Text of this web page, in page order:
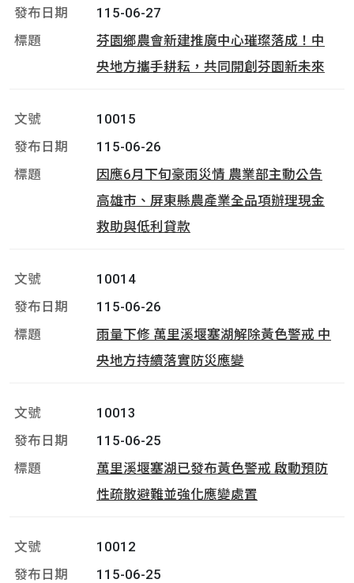
115-06-27
芬園鄉農會新建推廣中心璀璨落成！中
央地方攜手耕耘，共同開創芬園新未來
10015
115-06-26
因應6月下旬豪雨災情 農業部主動公告
高雄市、屏東縣農產業全品項辦理現金
救助與低利貸款
10014
115-06-26
雨量下修 萬里溪堰塞湖解除黃色警戒 中
央地方持續落實防災應變
10013
115-06-25
萬里溪堰塞湖已發布黃色警戒 啟動預防
性疏散避難並強化應變處置
10012
115-06-25